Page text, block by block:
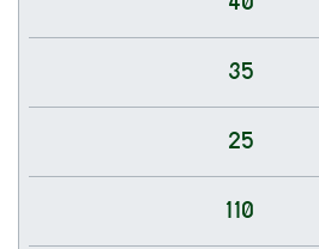
35
25
110